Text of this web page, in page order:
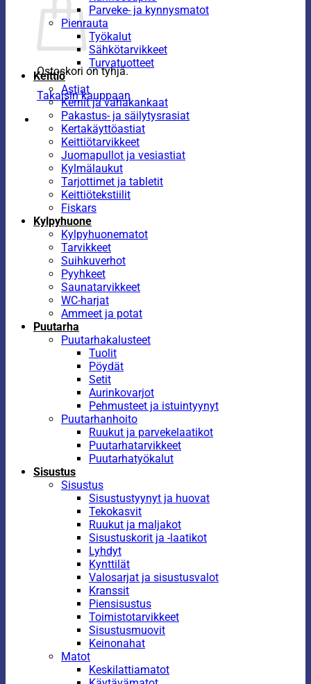
Ostoskori on tyhjä.
Takaisin kauppaan
Parveke- ja kynnysmatot
Pienrauta
Työkalut
Sähkötarvikkeet
Turvatuotteet
Keittiö
Astiat
Kernit ja vahakankaat
Pakastus- ja säilytysrasiat
Kertakäyttöastiat
Keittiötarvikkeet
Juomapullot ja vesiastiat
Kylmälaukut
Tarjottimet ja tabletit
Keittiötekstiilit
Fiskars
Kylpyhuone
Kylpyhuonematot
Tarvikkeet
Suihkuverhot
Pyyhkeet
Saunatarvikkeet
WC-harjat
Ammeet ja potat
Puutarha
Puutarhakalusteet
Tuolit
Pöydät
Setit
Aurinkovarjot
Pehmusteet ja istuintyynyt
Puutarhanhoito
Ruukut ja parvekelaatikot
Puutarhatarvikkeet
Puutarhatyökalut
Sisustus
Sisustus
Sisustustyynyt ja huovat
Tekokasvit
Ruukut ja maljakot
Sisustuskorit ja -laatikot
Lyhdyt
Kynttilät
Valosarjat ja sisustusvalot
Kranssit
Piensisustus
Toimistotarvikkeet
Sisustusmuovit
Keinonahat
Matot
Keskilattiamatot